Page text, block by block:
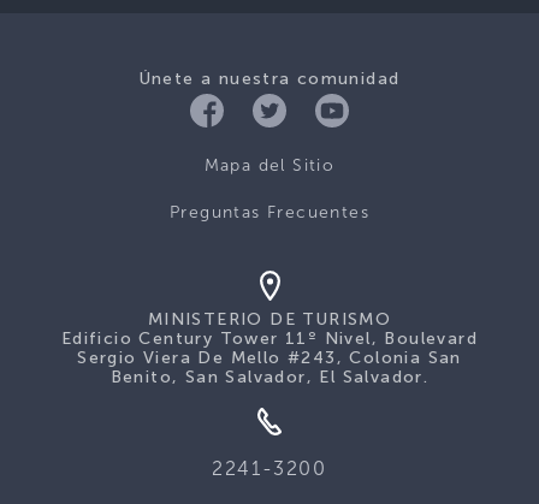
Únete a nuestra comunidad
Mapa del Sitio
Preguntas Frecuentes
MINISTERIO DE TURISMO
Edificio Century Tower 11º Nivel, Boulevard
Sergio Viera De Mello #243, Colonia San
Benito, San Salvador, El Salvador.
2241-3200